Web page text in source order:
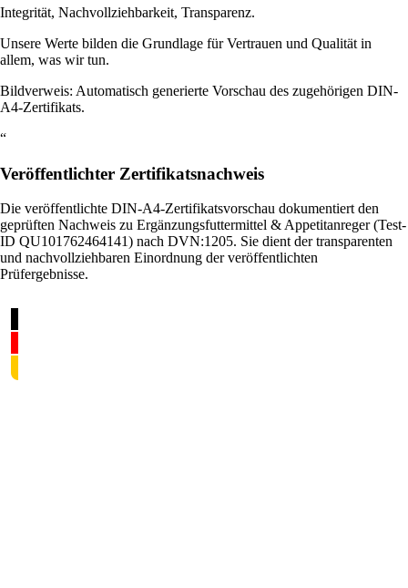
Integrität, Nachvollziehbarkeit, Transparenz.
Unsere Werte bilden die Grundlage für Vertrauen und Qualität in
allem, was wir tun.
Bildverweis: Automatisch generierte Vorschau des zugehörigen DIN-
A4-Zertifikats.
“
Veröffentlichter Zertifikatsnachweis
Die veröffentlichte DIN-A4-Zertifikatsvorschau dokumentiert den
geprüften Nachweis zu Ergänzungsfuttermittel & Appetitanreger (Test-
ID QU101762464141) nach DVN:1205. Sie dient der transparenten
und nachvollziehbaren Einordnung der veröffentlichten
Prüfergebnisse.